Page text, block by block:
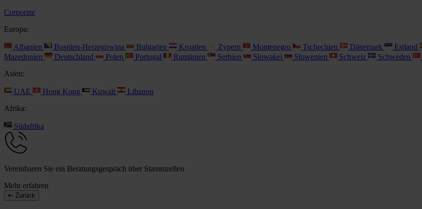
Corporate
Europa:
Albanien Bosnien-Herzegowina Bulgarien Kroatien Zypern Montenegro Tschechien Dänemark Estland
Mazedonien
Deutschland Polen Portugal Rumänien Serbien Slowakei Slowenien Schweiz Schweden
Asien:
UAE Hong Kong Kuwait
Libanon
Afrika:
Südafrika
Vereinbaren Sie ein Beratungsgespräch über Stammzellen
Mehr erfahren
Zurück